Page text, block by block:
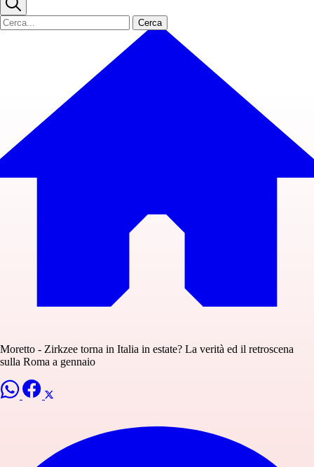
Cerca
Moretto - Zirkzee torna in Italia in estate? La verità ed il retroscena
sulla Roma a gennaio